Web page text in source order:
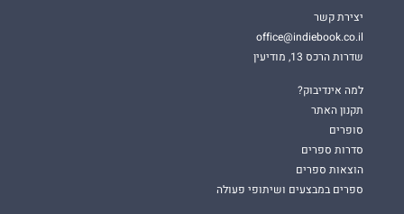
יצירת קשר
office@indiebook.co.il
שדרות הרכס 13, מודיעין
למה אינדיבוק?
תקנון האתר
סופרים
סדרות ספרים
הוצאות ספרים
ספרים במבצעים ושיתופי פעולה